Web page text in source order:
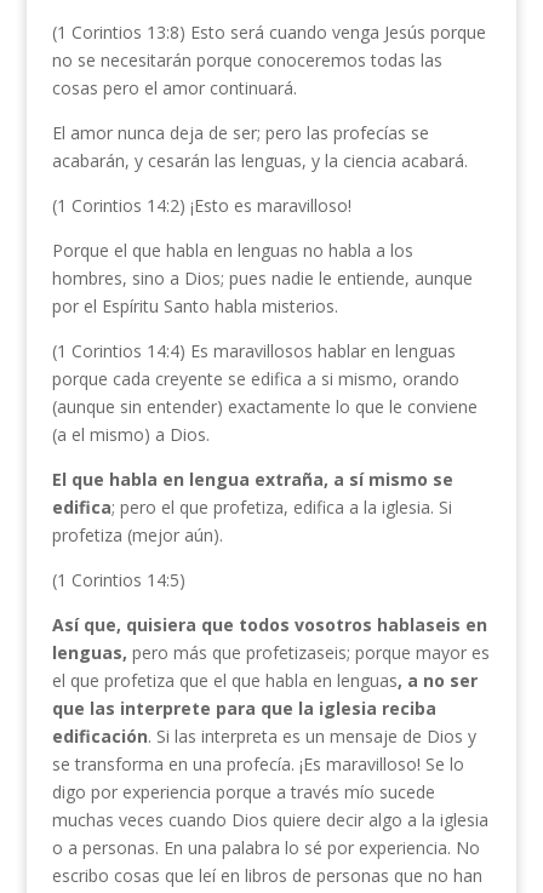
(1 Corintios 13:8) Esto será cuando venga Jesús porque
no se necesitarán porque conoceremos todas las
cosas pero el amor continuará.
El amor nunca deja de ser; pero las profecías se
acabarán, y cesarán las lenguas, y la ciencia acabará.
(1 Corintios 14:2) ¡Esto es maravilloso!
Porque el que habla en lenguas no habla a los
hombres, sino a Dios; pues nadie le entiende, aunque
por el Espíritu Santo habla misterios.
(1 Corintios 14:4) Es maravillosos hablar en lenguas
porque cada creyente se edifica a si mismo, orando
(aunque sin entender) exactamente lo que le conviene
(a el mismo) a Dios.
El que habla en lengua extraña, a sí mismo se
edifica; pero el que profetiza, edifica a la iglesia. Si
profetiza (mejor aún).
(1 Corintios 14:5)
Así que, quisiera que todos vosotros hablaseis en
lenguas, pero más que profetizaseis; porque mayor es
el que profetiza que el que habla en lenguas, a no ser
que las interprete para que la iglesia reciba
edificación. Si las interpreta es un mensaje de Dios y
se transforma en una profecía. ¡Es maravilloso! Se lo
digo por experiencia porque a través mío sucede
muchas veces cuando Dios quiere decir algo a la iglesia
o a personas. En una palabra lo sé por experiencia. No
escribo cosas que leí en libros de personas que no han